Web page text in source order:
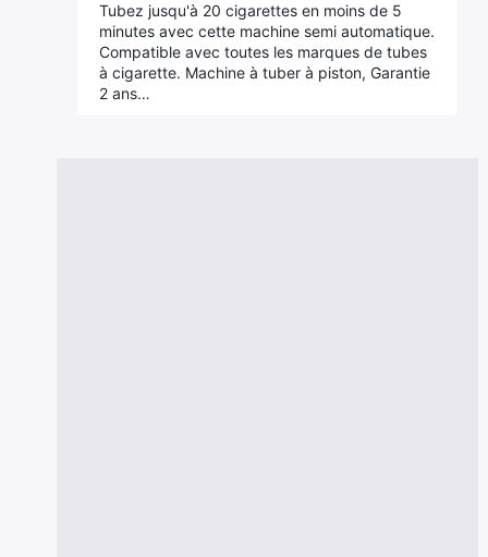
Tubez jusqu'à 20 cigarettes en moins de 5
minutes avec cette machine semi automatique.
Compatible avec toutes les marques de tubes
à cigarette. Machine à tuber à piston, Garantie
2 ans…